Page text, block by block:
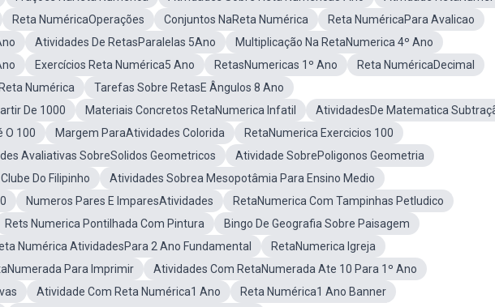
Reta NuméricaOperações Conjuntos NaReta Numérica
Reta NuméricaPara Avalicao
Atividades De RetasParalelas 5Ano
Multiplicação Na RetaNumerica 4º Ano
Exercícios Reta Numérica5 Ano RetasNumericas 1º Ano
Reta NuméricaDecimal
Numérica
Tarefas Sobre RetasE Ângulos 8 Ano
De 1000
Materiais Concretos RetaNumerica Infatil
AtividadesDe Matematica
O 100
Margem ParaAtividades Colorida
RetaNumerica Exercicios 100
Avaliativas SobreSolidos Geometricos
Atividade SobrePoligonos Geometria
Do Filipinho
Atividades Sobrea Mesopotâmia Para Ensino Medio
Numeros Pares E ImparesAtividades
RetaNumerica Com Tampinhas Petludico
Rets Numerica Pontilhada Com Pintura
Bingo De Geografia Sobre Paisagem
Numérica AtividadesPara 2 Ano Fundamental
RetaNumerica Igreja
Para Imprimir
Atividades Com RetaNumerada Ate 10 Para 1º Ano
Atividade Com Reta Numérica1 Ano
Reta Numérica1 Ano Banner